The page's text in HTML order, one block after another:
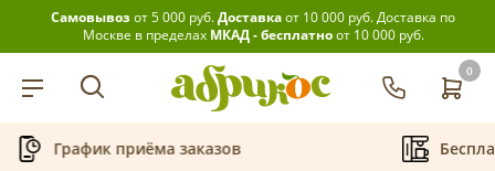
Самовывозот 5 000 руб.Доставкаот 10 000 руб.Доставка по
Москве в пределах МКАД - бесплатноот 10 000 руб.
0
приёма заказов Бесплатная